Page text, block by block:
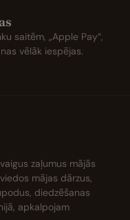
saitēm, „Apple Pay“,
vēlāk iespējas.
zaļumus mājās
mājas dārzus,
diedzēšanas
apkalpojam